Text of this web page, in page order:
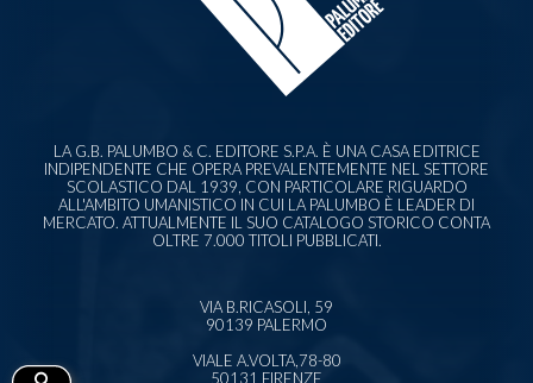
LA G.B. PALUMBO & C. EDITORE S.P.A. È UNA CASA EDITRICE
INDIPENDENTE CHE OPERA PREVALENTEMENTE NEL SETTORE
SCOLASTICO DAL 1939, CON PARTICOLARE RIGUARDO
ALL'AMBITO UMANISTICO IN CUI LA PALUMBO È LEADER DI
MERCATO. ATTUALMENTE IL SUO CATALOGO STORICO CONTA
OLTRE 7.000 TITOLI PUBBLICATI.
VIA B.RICASOLI, 59
90139 PALERMO
VIALE A.VOLTA,78-80
50131 FIRENZE